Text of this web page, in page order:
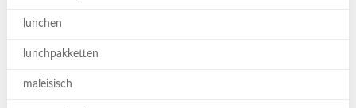
lunchen
lunchpakketten
maleisisch